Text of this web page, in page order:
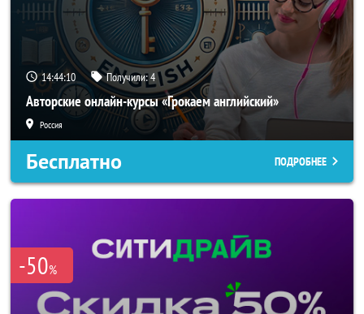
14:44:08 Получили:4
Авторские онлайн-курсы «Грокаем английский»
Россия
Бесплатно ПОДРОБНЕЕ
-50%